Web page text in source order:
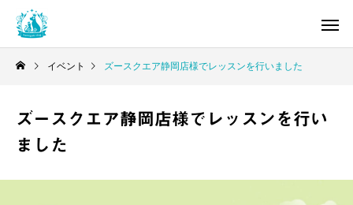
イベント ズースクエア静岡店様でレッスンを行いました
ズースクエア静岡店様でレッスンを行い
ました